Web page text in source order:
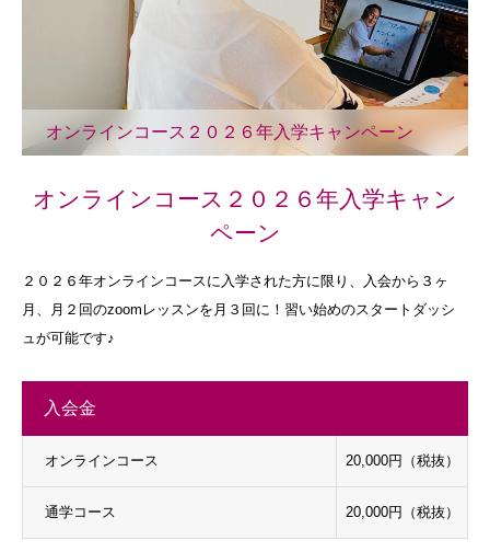
オンラインコース２０２６年入学キャンペーン
オンラインコース２０２６年入学キャン
ペーン
２０２６年オンラインコースに入学された方に限り、入会から３ヶ
月、月２回のzoomレッスンを月３回に！習い始めのスタートダッシ
ュが可能です♪
入会金
オンラインコース 20,000円（税抜）
通学コース 20,000円（税抜）